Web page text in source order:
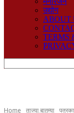
उद्योग
ABOUT
TERMS
Home ताज्या बातम्या